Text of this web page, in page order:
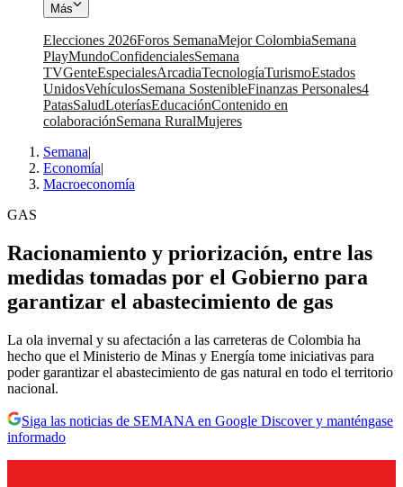
Más
Elecciones 2026Foros SemanaMejor ColombiaSemana
PlayMundoConfidencialesSemana
TVGenteEspecialesArcadiaTecnologíaTurismoEstados
UnidosVehículosSemana SostenibleFinanzas Personales4
PatasSaludLoteríasEducaciónContenido en
colaboraciónSemana RuralMujeres
Semana|
Economía|
Macroeconomía
GAS
Racionamiento y priorización, entre las
medidas tomadas por el Gobierno para
garantizar el abastecimiento de gas
La ola invernal y su afectación a las carreteras de Colombia ha
hecho que el Ministerio de Minas y Energía tome iniciativas para
poder garantizar el abastecimiento de gas natural en todo el territorio
nacional.
Siga las noticias de SEMANA en Google Discover y manténgase
informado